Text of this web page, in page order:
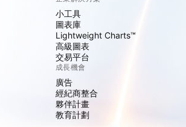
小工具
圖表庫
Lightweight Charts™
高級圖表
交易平台
成長機會
廣告
經紀商整合
夥伴計畫
教育計劃